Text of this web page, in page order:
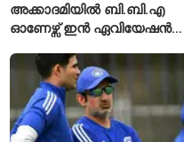
അക്കാദമിയിൽ ബി.ബി.എ
ഓണേഴ്സ് ഇൻ ഏവിയേഷൻ
ഈമാസം 12 വരെ